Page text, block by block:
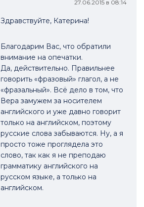
27.06.2015 в 08:14
Здравствуйте, Катерина!
Благодарим Вас, что обратили
внимание на опечатки.
Да, действительно. Правильнее
говорить «фразовый» глагол, а не
«фразальный». Всё дело в том, что
Вера замужем за носителем
английского и уже давно говорит
только на английском, поэтому
русские слова забываются. Ну, а я
просто тоже проглядела это
слово, так как я не преподаю
грамматику английского на
русском языке, а только на
английском.